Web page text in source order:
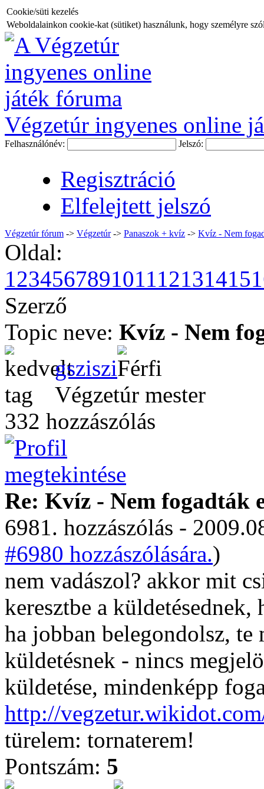
Cookie/süti kezelés
Weboldalainkon cookie-kat (sütiket) használunk, hogy személyre
Végzetúr ingyenes online
Felhasználónév: Jelszó:
Regisztráció
Elfelejtett jelszó
Végzetúr fórum -> Végzetúr-> Panaszok + kvíz -> Kvíz - Nem
Oldal:
123456789101112131415
Szerző
Topic neve: Kvíz - Nem
gsziszi
Végzetúr mester
332 hozzászólás
Re: Kvíz - Nem fogadták
6981. hozzászólás -
#6980 hozzászólására.)
nem vadászol? akkor mit
keresztbe a küldetésednek,
ha jobban belegondolsz, te
küldetésnek - nincs
küldetése, mindenképp
http://
türelem: tornaterem!
Pontszám: 5